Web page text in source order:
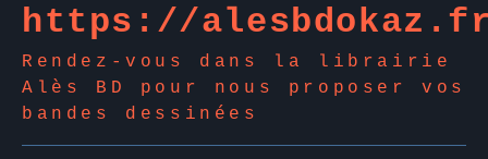
https://
Rendez-vous dans la librairie
Alès BD pour nous proposer vos
bandes dessinées